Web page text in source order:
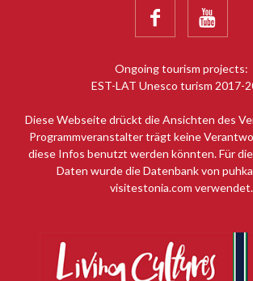
 
Ongoing tourism projects:
EST-LAT Unesco turism 2017-
Diese Webseite drückt die Ansichten des
Programmveranstalter trägt keine
diese Infos benutzt werden könnten. Für
Daten wurde die Datenbank von
visitestonia.com verwendet.